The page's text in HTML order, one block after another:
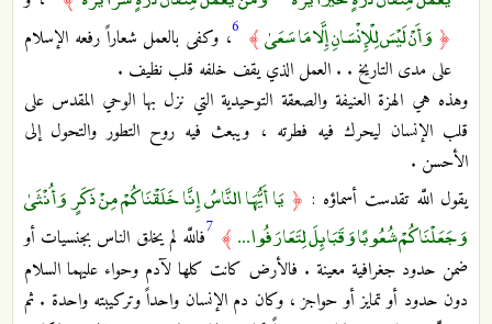
﴿ وَأَنْ لَيْسَ لِلْإِنْسَانِ إِلَّا مَا سَعَىٰ﴾ 6، وكفى بالعمل شعاراً رفعه الإسلام
على مدى التاريخ . . العمل الذي يقف خلفه قلب نظيف .
وهذه هي الهزة العنيفة والصعقة التوحيدية التي نزل بها الوحي المقدس على
قلب الإنسان ليحرك فيه فطرته ، ويبعث‏ فيه روح التطور والتحول إلى
الأحسن .
يقول اللَّه تقدست أسماؤه : ﴿يَا أَيُّهَا النَّاسُ إِنَّا خَلَقْنَاكُمْ مِنْ ذَكَرٍ وَأُنْثَىٰ
وَجَعَلْنَاكُمْ شُعُوبًا وَقَبَائِلَ لِتَعَارَفُوا ... ﴾ 7فاللَّه لم يخلق الناس بجنسيات أو
ضمن حدود جغرافية معينة . فالأرض كانت كلها لآدم وحواء عليهما السلام
دون‏ حدود أو تمايز أو حواجز ، وكان دم الإنسان واحداً وتركيبته واحدة . ثم